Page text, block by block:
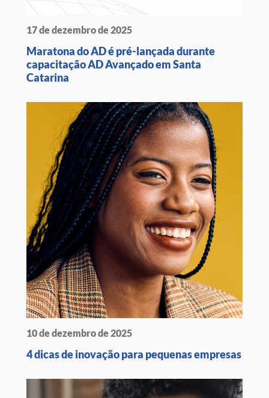
17 de dezembro de 2025
Maratona do AD é pré-lançada durante
capacitação AD Avançado em Santa
Catarina
10 de dezembro de 2025
4 dicas de inovação para pequenas empresas